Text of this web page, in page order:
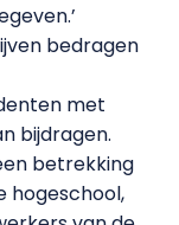
bedragen
met
bijdragen.
betrekking
hogeschool,